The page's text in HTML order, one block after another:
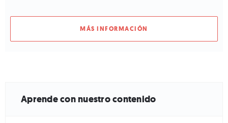
MÁS INFORMACIÓN
Aprende con nuestro contenido